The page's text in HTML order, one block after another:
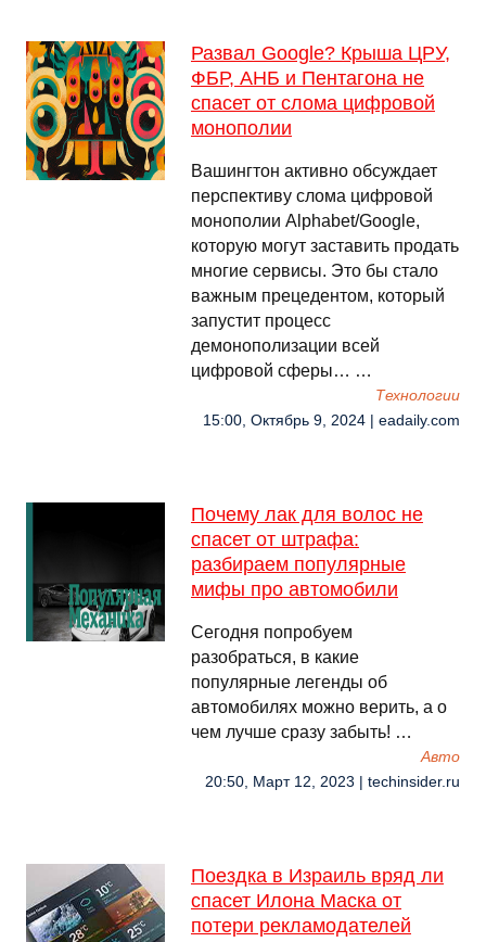
Развал Google? Крыша ЦРУ,
ФБР, АНБ и Пентагона не
спасет от слома цифровой
монополии
Вашингтон активно обсуждает
перспективу слома цифровой
монополии Alphabet/Google,
которую могут заставить продать
многие сервисы. Это бы стало
важным прецедентом, который
запустит процесс
демонополизации всей
цифровой сферы… …
Технологии
15:00, Октябрь 9, 2024 | eadaily.com
Почему лак для волос не
спасет от штрафа:
разбираем популярные
мифы про автомобили
Сегодня попробуем
разобраться, в какие
популярные легенды об
автомобилях можно верить, а о
чем лучше сразу забыть! …
Авто
20:50, Март 12, 2023 | techinsider.ru
Поездка в Израиль вряд ли
спасет Илона Маска от
потери рекламодателей